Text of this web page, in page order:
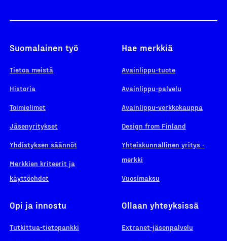
Suomalainen työ
Tietoa meistä
Historia
Toimielimet
Jäsenyritykset
Yhdistyksen säännöt
Merkkien kriteerit ja
käyttöehdot
Hae merkkiä
Avainlippu-tuote
Avainlippu-palvelu
Avainlippu-verkkokauppa
Design from Finland
Yhteiskunnallinen yritys -
merkki
Vuosimaksu
Opi ja innostu
Tutkittua-tietopankki
Ollaan yhteyksissä
Extranet-jäsenpalvelu